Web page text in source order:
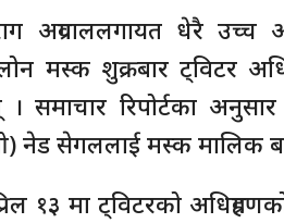
अग्रवाललगायत धेरै उच्च
मस्क शुक्रबार ट्विटर
रिपोर्टका
सेगललाई मस्क मालिक
१३ मा ट्विटरको